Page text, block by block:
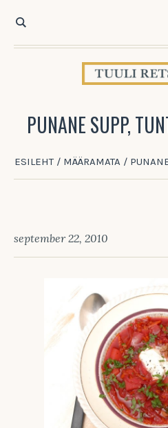
PUNANE SUPP,
ESILEHT / MÄÄRAMATA /
september 22, 2010